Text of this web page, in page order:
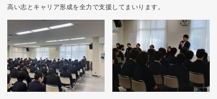
高い志とキャリア形成を全力で支援してまいります。